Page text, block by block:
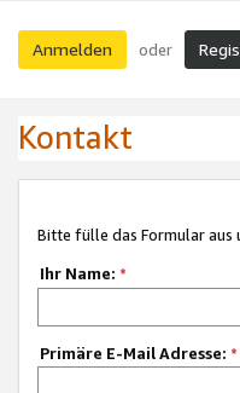
Anmelden oder
Kontakt
Bitte fülle das Formular aus
Ihr Name: *
Primäre E-Mail Adresse: *